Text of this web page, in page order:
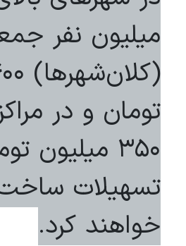
میلیون نفر
تومان و در
۳۵۰ میلیون
تسهیلات
خواهند کرد.